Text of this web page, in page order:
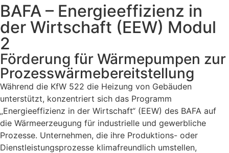
BAFA – Energieeffizienz in
der Wirtschaft (EEW) Modul
2
Förderung für Wärmepumpen zur
Prozesswärmebereitstellung
Während die KfW 522 die Heizung von Gebäuden
unterstützt, konzentriert sich das Programm
„Energieeffizienz in der Wirtschaft“ (EEW) des BAFA auf
die Wärmeerzeugung für industrielle und gewerbliche
Prozesse. Unternehmen, die ihre Produktions- oder
Dienstleistungsprozesse klimafreundlich umstellen,